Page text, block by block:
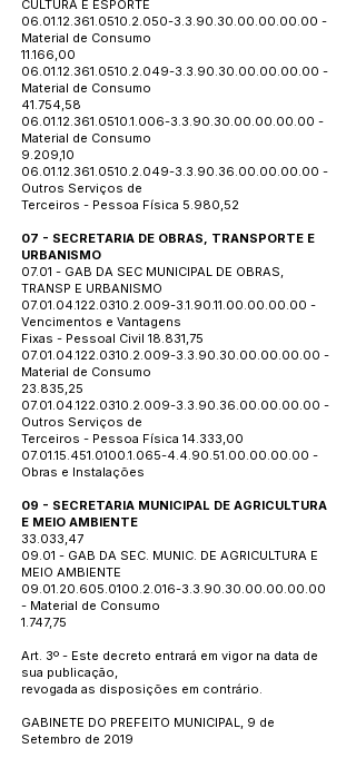
CULTURA E ESPORTE
06.01.12.361.0510.2.050-3.3.90.30.00.00.00.00 -
Material de Consumo
11.166,00
06.01.12.361.0510.2.049-3.3.90.30.00.00.00.00 -
Material de Consumo
41.754,58
06.01.12.361.0510.1.006-3.3.90.30.00.00.00.00 -
Material de Consumo
9.209,10
06.01.12.361.0510.2.049-3.3.90.36.00.00.00.00 -
Outros Serviços de
Terceiros - Pessoa Física 5.980,52
07 - SECRETARIA DE OBRAS, TRANSPORTE E
URBANISMO
07.01 - GAB DA SEC MUNICIPAL DE OBRAS,
TRANSP E URBANISMO
07.01.04.122.0310.2.009-3.1.90.11.00.00.00.00 -
Vencimentos e Vantagens
Fixas - Pessoal Civil 18.831,75
07.01.04.122.0310.2.009-3.3.90.30.00.00.00.00 -
Material de Consumo
23.835,25
07.01.04.122.0310.2.009-3.3.90.36.00.00.00.00 -
Outros Serviços de
Terceiros - Pessoa Física 14.333,00
07.01.15.451.0100.1.065-4.4.90.51.00.00.00.00 -
Obras e Instalações
09 - SECRETARIA MUNICIPAL DE AGRICULTURA
E MEIO AMBIENTE
33.033,47
09.01 - GAB DA SEC. MUNIC. DE AGRICULTURA E
MEIO AMBIENTE
09.01.20.605.0100.2.016-3.3.90.30.00.00.00.00
- Material de Consumo
1.747,75
Art. 3º - Este decreto entrará em vigor na data de
sua publicação,
revogada as disposições em contrário.
GABINETE DO PREFEITO MUNICIPAL, 9 de
Setembro de 2019